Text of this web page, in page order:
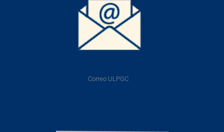
Correo ULPGC